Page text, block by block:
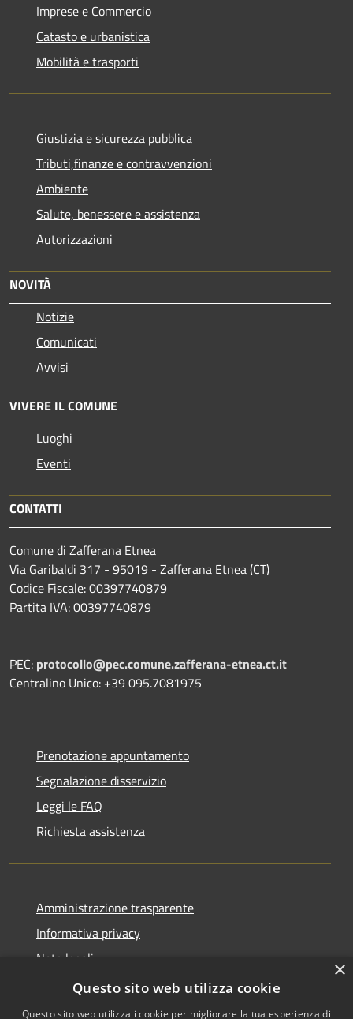
Imprese e Commercio
Catasto e urbanistica
Mobilità e trasporti
Giustizia e sicurezza pubblica
Tributi,finanze e contravvenzioni
Ambiente
Salute, benessere e assistenza
Autorizzazioni
NOVITÀ
Notizie
Comunicati
Avvisi
VIVERE IL COMUNE
Luoghi
Eventi
CONTATTI
Comune di Zafferana Etnea
Via Garibaldi 317 - 95019 - Zafferana Etnea (CT)
Codice Fiscale: 00397740879
Partita IVA: 00397740879
PEC: protocollo@pec.comune.zafferana-etnea.ct.it
Centralino Unico: +39 095.7081975
Prenotazione appuntamento
Segnalazione disservizio
Leggi le FAQ
Richiesta assistenza
Amministrazione trasparente
Informativa privacy
Note legali
Dichiarazione di accessibilità
×
Questo sito web utilizza cookie
Questo sito web utilizza i cookie per migliorare la tua esperienza di